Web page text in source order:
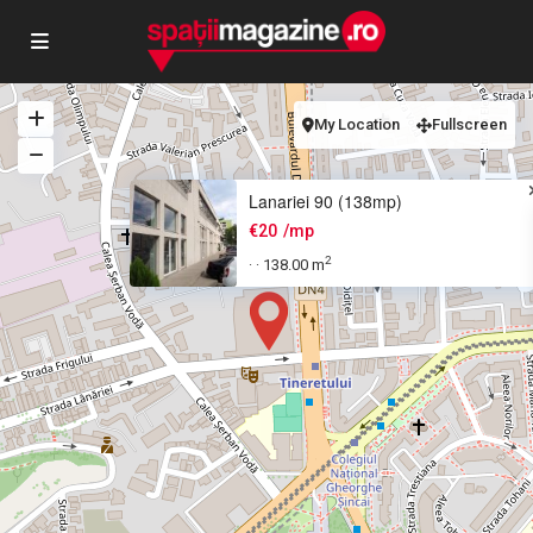
Lanariei 90 (138mp)
€20 /mp
· · 138.00 m2
My Location Fullscreen